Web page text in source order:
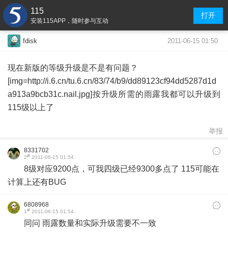
115
安装115APP，随时参与互动
打开
fdisk 2011-06-15 01:50
现在新版的等级升级是不是有问题？
[img=http://i.6.cn/tu.6.cn/83/74/b9/dd89123cf94dd5287d1d
a913a9bcb31c.nail.jpg]按升级所需的雨露我都可以升级到
115级以上了
举报
8331702
2# 2011-06-15 01:54
8级对应9200点，可我四级已经9300多点了 115可能在
计算上还有BUG
6808968
1# 2011-06-15 01:54
同问 雨露数量和实际升级需要不一致